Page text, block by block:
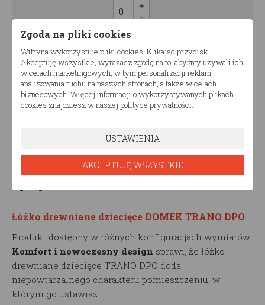
0.00
Cena:1000.00pln
Ilość zestawów
Opis produktu
Łóżko drewniane dziecięce DOMEK TRANO DPO
Produkt dostępny w różnych konfiguracjach wymiarów.
Komfort i nowoczesny design sprawi, że łóżko
drewniane dziecięce TRANO DPO doda
niepowtarzalnego charakteru pomieszczeniu, w
którym go ustawisz.
Zgoda na pliki cookies
Witryna wykorzystuje pliki cookies. Klikając przycisk
Akceptuję wszystkie, wyrażasz zgodę na to, abyśmy używali ich
w celach marketingowych, w tym personalizacji reklam,
analizowania ruchu na naszych stronach, a także w celach
biznesowych. Więcej informacji o wykorzystywanych plikach
cookies znajdziesz w naszej polityce prywatności.
USTAWIENIA
AKCEPTUJĘ WSZYSTKIE